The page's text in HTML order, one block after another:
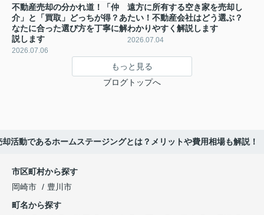
不動産売却の分かれ道！「仲
介」と「買取」どっちが得？あ
なたに合った選び方を丁寧に解
説します
2026.07.06
遠方に所有する空き家を売却し
たい！不動産会社はどう選ぶ？
わかりやすく解説します
2026.07.04
もっと見る
ブログトップへ
却活動であるホームステージングとは？メリットや費用相場も解説！
市区町村から探す
岡崎市
豊川市
町名から探す